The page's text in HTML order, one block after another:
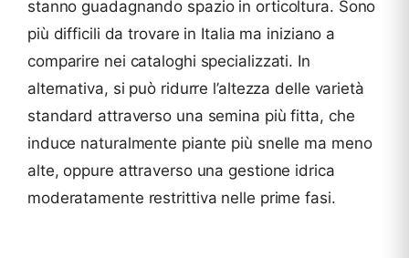
stanno guadagnando spazio in orticoltura. Sono
più difficili da trovare in Italia ma iniziano a
comparire nei cataloghi specializzati. In
alternativa, si può ridurre l’altezza delle varietà
standard attraverso una semina più fitta, che
induce naturalmente piante più snelle ma meno
alte, oppure attraverso una gestione idrica
moderatamente restrittiva nelle prime fasi.